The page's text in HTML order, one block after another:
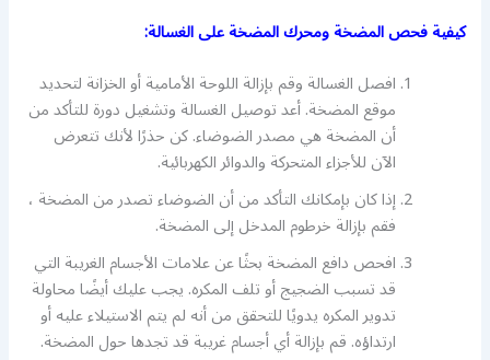
كيفية فحص المضخة ومحرك المضخة على الغسالة:
افصل الغسالة وقم بإزالة اللوحة الأمامية أو الخزانة لتحديد
موقع المضخة. أعد توصيل الغسالة وتشغيل دورة للتأكد من
أن المضخة هي مصدر الضوضاء. كن حذرًا لأنك تتعرض
الآن للأجزاء المتحركة والدوائر الكهربائية.
إذا كان بإمكانك التأكد من أن الضوضاء تصدر من المضخة ،
فقم بإزالة خرطوم المدخل إلى المضخة.
افحص دافع المضخة بحثًا عن علامات الأجسام الغريبة التي
قد تسبب الضجيج أو تلف المكره. يجب عليك أيضًا محاولة
تدوير المكره يدويًا للتحقق من أنه لم يتم الاستيلاء عليه أو
ارتداؤه. قم بإزالة أي أجسام غريبة قد تجدها حول المضخة.